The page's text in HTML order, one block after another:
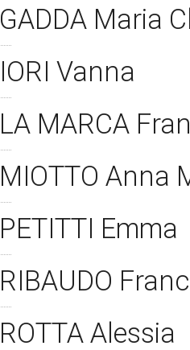
GADDA Maria
IORI Vanna
LA MARCA
MIOTTO Anna
PETITTI Emma
RIBAUDO
ROTTA Alessia